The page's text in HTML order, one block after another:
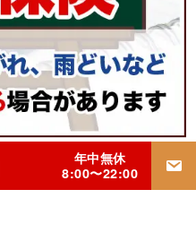
年中無休
8:00〜22:00